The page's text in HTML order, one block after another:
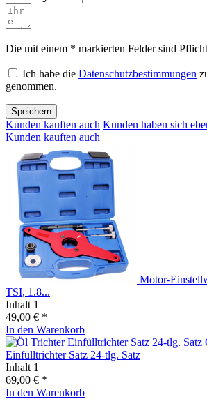
Die mit einem * markierten Felder sind
Ich habe die Datenschutzbestimmungen
genommen.
Speichern
Kunden kauften auch Kunden haben sich
Kunden kauften auch
Motor-
TSI, 1.8...
Inhalt 1
49,00 € *
In den Warenkorb
Einfülltrichter Satz 24-tlg. Satz
Inhalt 1
69,00 € *
In den Warenkorb